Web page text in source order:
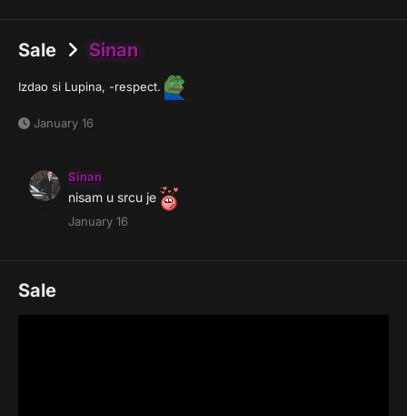
Sale Sinan
Izdao si Lupina, -respect.
January 16
Sinan
nisam u srcu je
January 16
Sale